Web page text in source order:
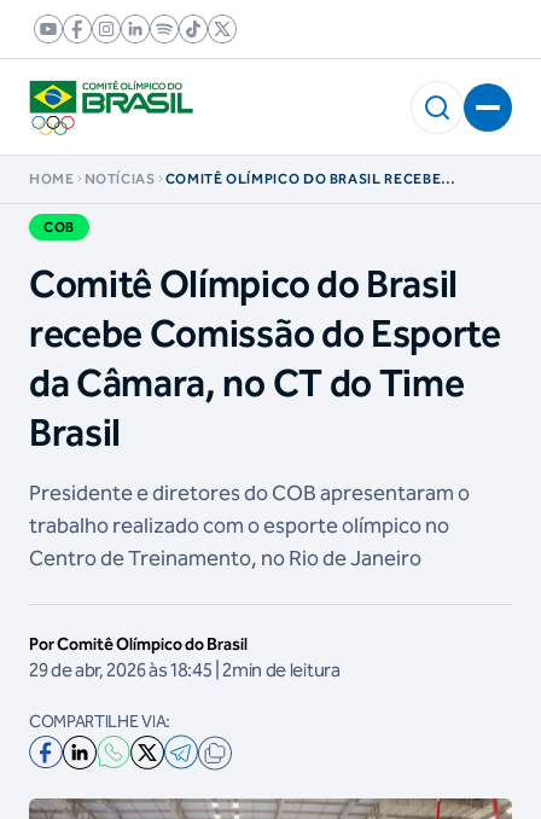
HOME NOTÍCIAS
COMITÊ OLÍMPICO DO BRASIL RECEBE
COB
Comitê Olímpico do Brasil
recebe Comissão do Esporte
da Câmara, no CT do Time
Brasil
Presidente e diretores do COB apresentaram o
trabalho realizado com o esporte olímpico no
Centro de Treinamento, no Rio de Janeiro
Por Comitê Olímpico do Brasil
29 de abr, 2026 às 18:45 | 2min de leitura
COMPARTILHE VIA: